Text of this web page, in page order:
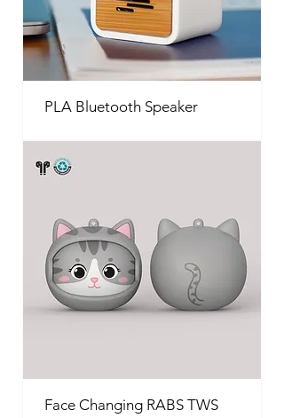
PLA Bluetooth Speaker
Face Changing RABS TWS